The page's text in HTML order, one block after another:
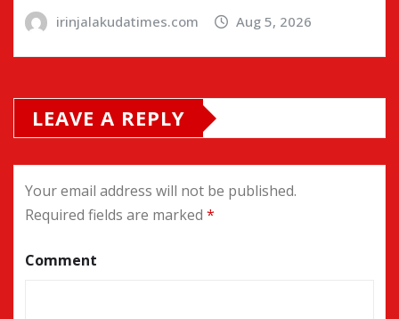
irinjalakudatimes.com Aug 5, 2026
LEAVE A REPLY
Your email address will not be published.
Required fields are marked *
Comment